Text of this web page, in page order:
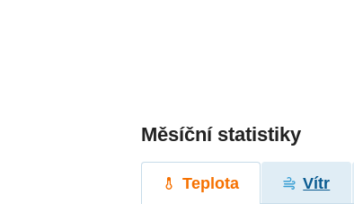
Měsíční statistiky
Teplota Vítr